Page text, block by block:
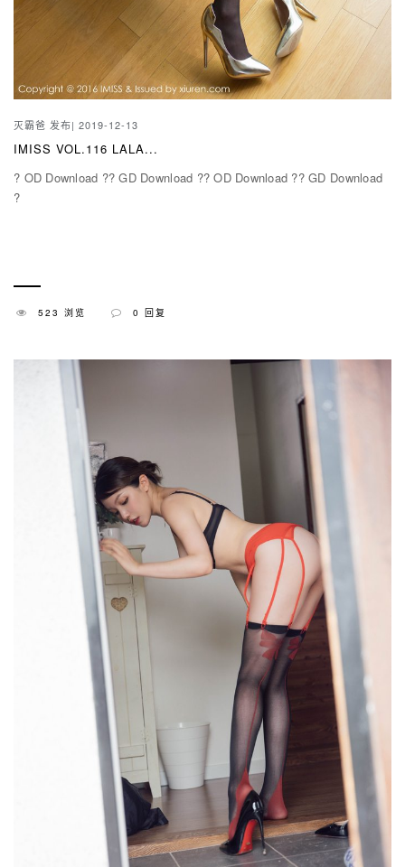
灭霸爸 发布| 2019-12-13
IMISS VOL.116 LALA...
? OD Download ?? GD Download ?? OD Download ?? GD Download
?
523 浏览 0 回复